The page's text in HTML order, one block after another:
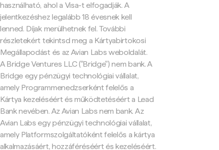
használható, ahol a Visa-t elfogadják. A
jelentkezéshez legalább 18 évesnek kell
lenned. Díjak merülhetnek fel. További
részletekért tekintsd meg a Kártyabirtokosi
Megállapodást és az Avian Labs weboldalát.
A Bridge Ventures LLC ("Bridge") nem bank. A
Bridge egy pénzügyi technológiai vállalat,
amely Programmenedzserként felelős a
Kártya kezeléséért és működtetéséért a Lead
Bank nevében. Az Avian Labs nem bank. Az
Avian Labs egy pénzügyi technológiai vállalat,
amely Platformszolgáltatóként felelős a kártya
alkalmazásáért, hozzáféréséért és kezeléséért.